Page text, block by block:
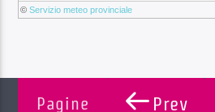
©Servizio meteo provinciale
Pagine Prev